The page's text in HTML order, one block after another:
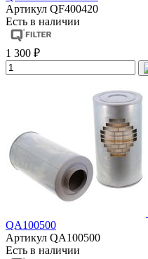
Артикул QF400420
Есть в наличии
1 300 ₽
QA100500
Артикул QA100500
Есть в наличии